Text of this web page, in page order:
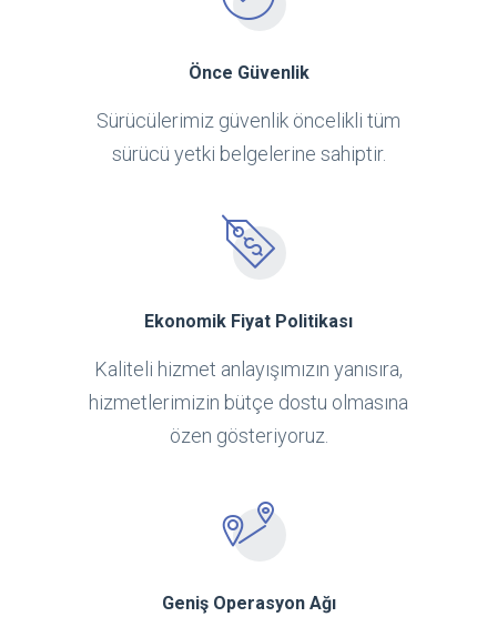
Önce Güvenlik
Sürücülerimiz güvenlik öncelikli tüm
sürücü yetki belgelerine sahiptir.
Ekonomik Fiyat Politikası
Kaliteli hizmet anlayışımızın yanısıra,
hizmetlerimizin bütçe dostu olmasına
özen gösteriyoruz.
Geniş Operasyon Ağı